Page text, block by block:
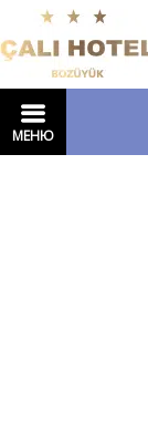
МЕНЮ